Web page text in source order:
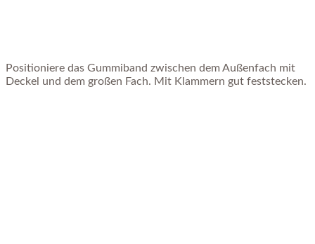
Positioniere das Gummiband zwischen dem Außenfach mit
Deckel und dem großen Fach. Mit Klammern gut feststecken.